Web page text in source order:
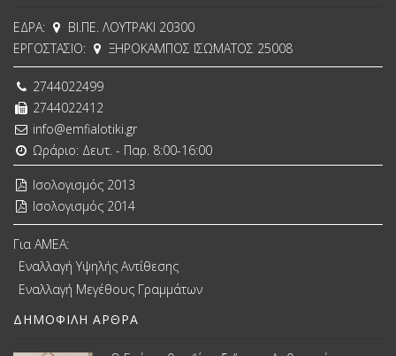
ΕΔΡΑ:
ΒΙ.ΠΕ. ΛΟΥΤΡΑΚΙ 20300
ΕΡΓΟΣΤΑΣΙΟ:
ΞΗΡΟΚΑΜΠΟΣ ΙΣΩΜΑΤΟΣ 25008
2744022499
2744022412
info@emfialotiki.gr
Ωράριο: Δευτ. - Παρ. 8:00-16:00
Ισολογισμός 2013
Ισολογισμός 2014
Για ΑΜΕΑ:
Εναλλαγή Υψηλής Αντίθεσης
Εναλλαγή Μεγέθους Γραμμάτων
ΔΗΜΟΦΙΛΉ ΆΡΘΡΑ